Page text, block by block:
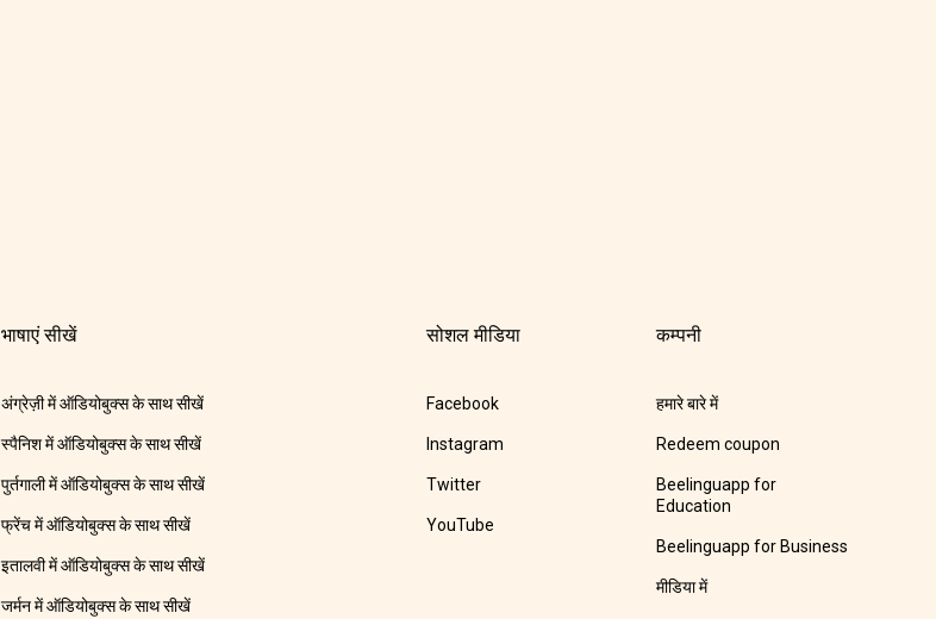
भाषाएं सीखें
अंग्रेज़ी में ऑडियोबुक्स के साथ सीखें
स्पैनिश में ऑडियोबुक्स के साथ सीखें
पुर्तगाली में ऑडियोबुक्स के साथ सीखें
फ्रेंच में ऑडियोबुक्स के साथ सीखें
इतालवी में ऑडियोबुक्स के साथ सीखें
जर्मन में ऑडियोबुक्स के साथ सीखें
सोशल मीडिया
Facebook
Instagram
Twitter
YouTube
कम्पनी
हमारे बारे में
Redeem coupon
Beelinguapp for
Education
Beelinguapp for Business
मीडिया में